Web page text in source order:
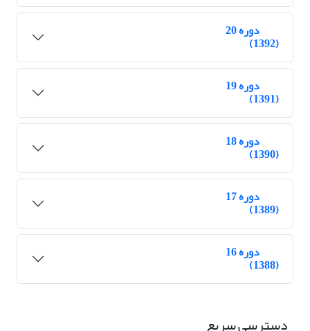
دوره 20
(1392)
دوره 19
(1391)
دوره 18
(1390)
دوره 17
(1389)
دوره 16
(1388)
دسترسی سریع